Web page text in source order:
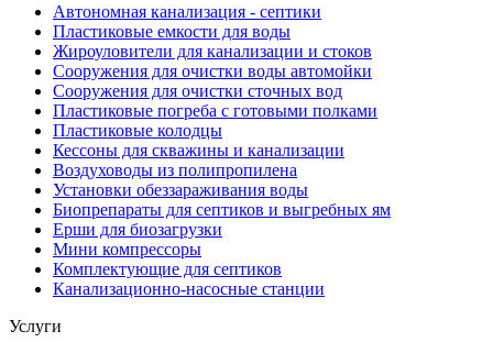
Автономная канализация - септики
Пластиковые емкости для воды
Жироуловители для канализации и стоков
Сооружения для очистки воды автомойки
Сооружения для очистки сточных вод
Пластиковые погреба с готовыми полками
Пластиковые колодцы
Кессоны для скважины и канализации
Воздуховоды из полипропилена
Установки обеззараживания воды
Биопрепараты для септиков и выгребных ям
Ерши для биозагрузки
Мини компрессоры
Комплектующие для септиков
Канализационно-насосные станции
Услуги